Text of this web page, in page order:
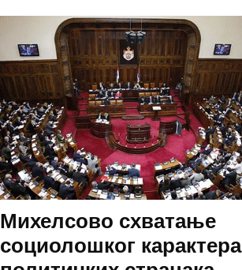
Михелсово схватање
социолошког карактера